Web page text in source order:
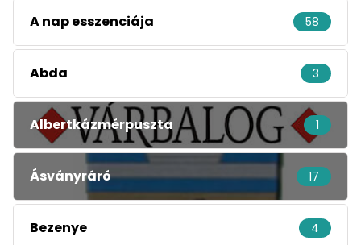
A nap esszenciája 58
Abda 3
Albertkázmérpuszta 1
Ásványráró 17
Bezenye 4